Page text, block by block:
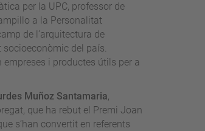
per la UPC, professor de
a la Personalitat
de l’arquitectura de
del país.
empreses i productes útils per a
Muñoz Santamaria,
que ha rebut el Premi Joan
s’han convertit en referents